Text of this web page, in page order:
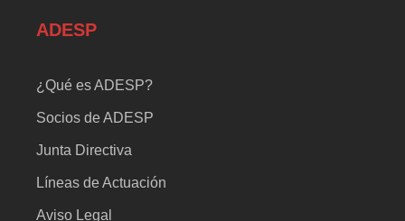
ADESP
¿Qué es ADESP?
Socios de ADESP
Junta Directiva
Líneas de Actuación
Aviso Legal